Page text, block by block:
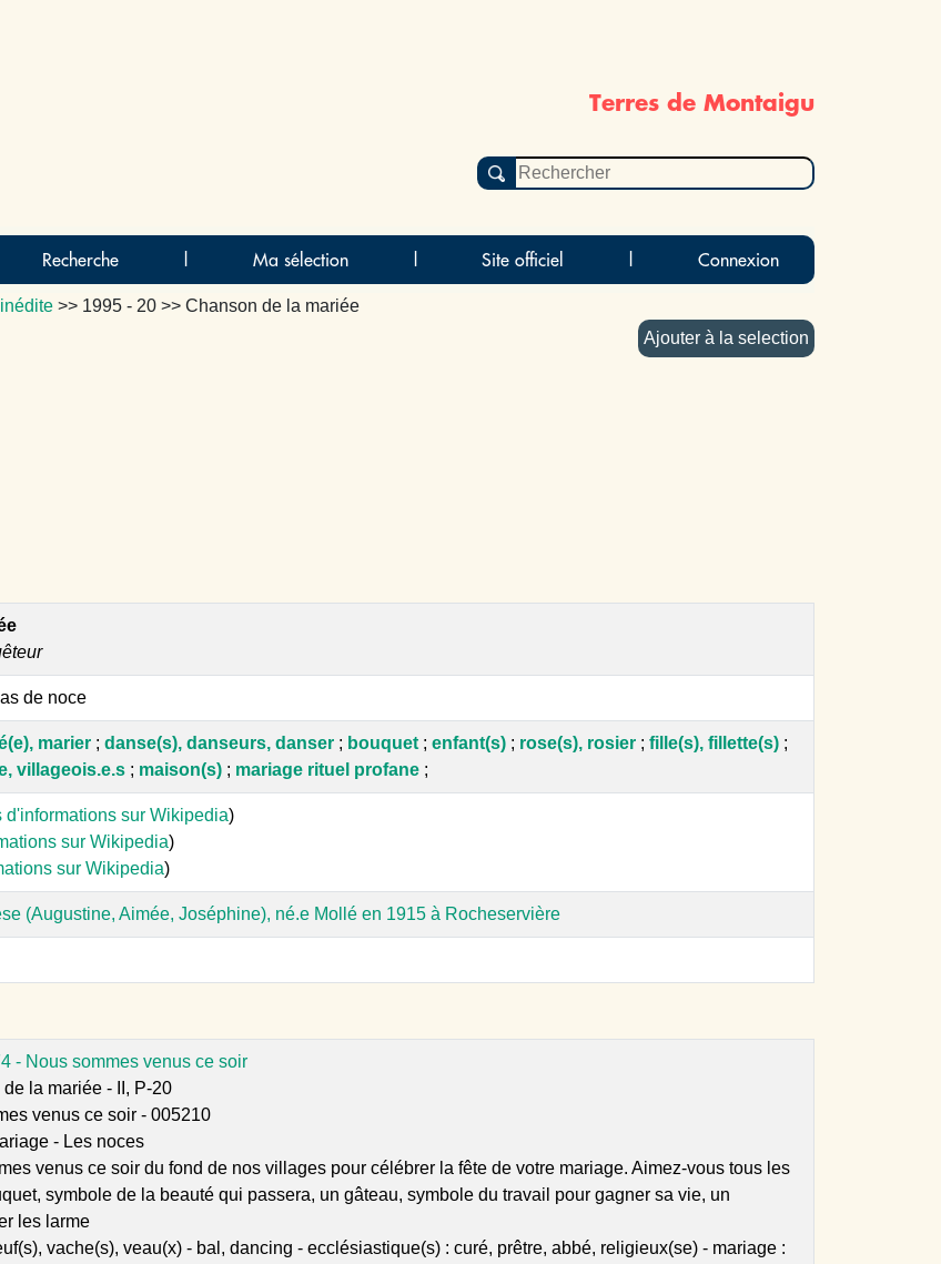
Terres de Montaigu
Recherche Ma sélection Site officiel Connexion
>> 1995 - 20 >> Chanson de la mariée
Ajouter à la selection
de noce
marier ; danse(s), danseurs, danser ; bouquet ; enfant(s) ; rose(s), rosier ; fille(s), fillette(s) ;
villageois.e.s ; maison(s) ; mariage rituel profane ;
d'informations sur Wikipedia)
sur Wikipedia)
sur Wikipedia)
(Augustine, Aimée, Joséphine), né.e Mollé en 1915 à Rocheservière
- Nous sommes venus ce soir
de la mariée - II, P-20
venus ce soir - 005210
- Les noces
venus ce soir du fond de nos villages pour célébrer la fête de votre mariage. Aimez-vous tous les
symbole de la beauté qui passera, un gâteau, symbole du travail pour gagner sa vie, un
les larme
vache(s), veau(x) - bal, dancing - ecclésiastique(s) : curé, prêtre, abbé, religieux(se) - mariage :